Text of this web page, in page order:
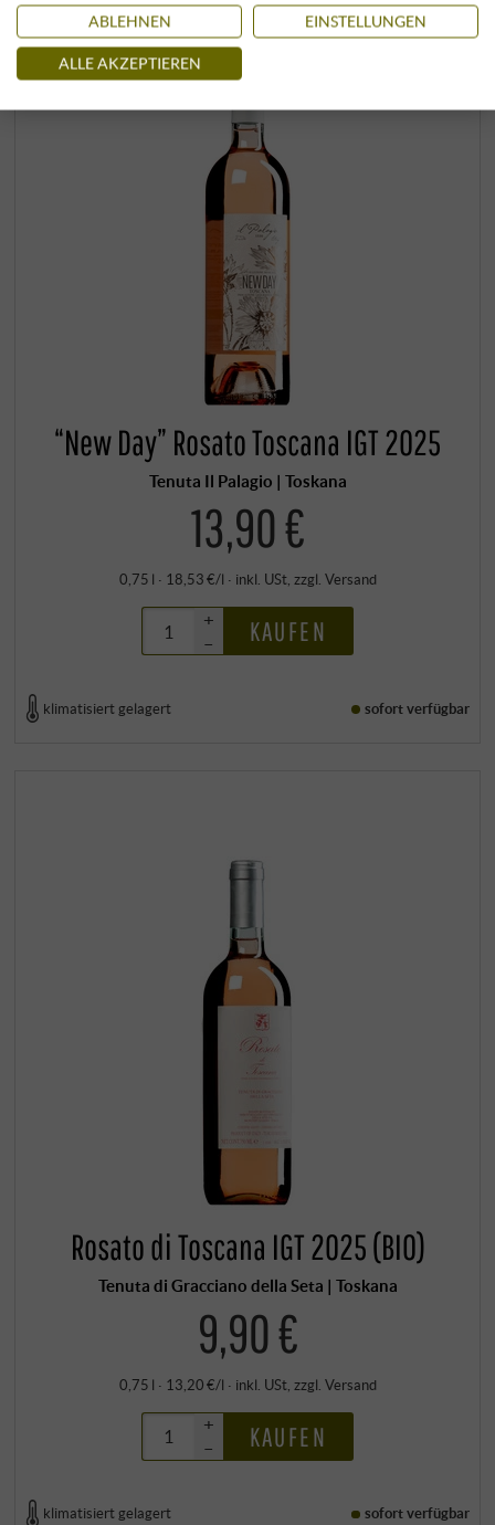
“New Day” Rosato Toscana IGT 2025
Tenuta Il Palagio | Toskana
13,90 €
0,75 l · 18,53 €/l · inkl. USt, zzgl. Versand
+
–
KAUFEN
klimatisiert gelagert sofort verfügbar
Rosato di Toscana IGT 2025 (BIO)
Tenuta di Gracciano della Seta | Toskana
9,90 €
0,75 l · 13,20 €/l · inkl. USt, zzgl. Versand
+
–
KAUFEN
klimatisiert gelagert sofort verfügbar
ABLEHNEN EINSTELLUNGEN
ALLE AKZEPTIEREN